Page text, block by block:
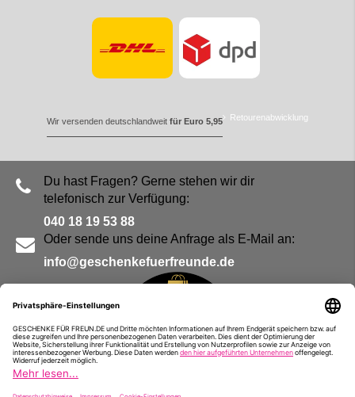
Wir versenden deutschlandweit für Euro 5,95 Retourenabwicklung
Du hast Fragen? Gerne stehen wir dir
telefonisch zur Verfügung:
040 18 19 53 88
Oder sende uns deine Anfrage als E-Mail an:
info@geschenkefuerfreunde.de